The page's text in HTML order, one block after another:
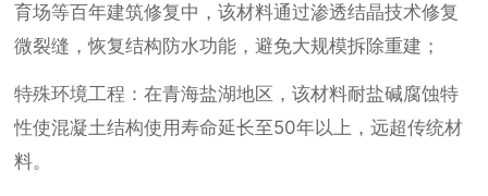
育场等百年建筑修复中，该材料通过渗透结晶技术修复
微裂缝，恢复结构防水功能，避免大规模拆除重建；
特殊环境工程：在青海盐湖地区，该材料耐盐碱腐蚀特
性使混凝土结构使用寿命延长至50年以上，远超传统材
料。